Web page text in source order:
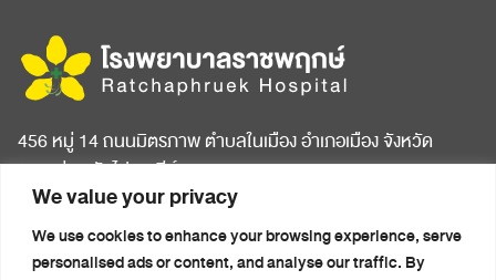
We value your privacy
We use cookies to enhance your browsing experience, serve
personalised ads or content, and analyse our traffic. By
456 หมู่ 14 ถนนมิตรภาพ ตำบลในเมือง อำเภอเมือง จังหวัด
ขอนแก่น รหัสไปรษณีย์ 40000
หน้าแรก
เกี่ยวกับโรงพยาบาล
บทความสุขภาพ
ข่าวประชาสัมพันธ์